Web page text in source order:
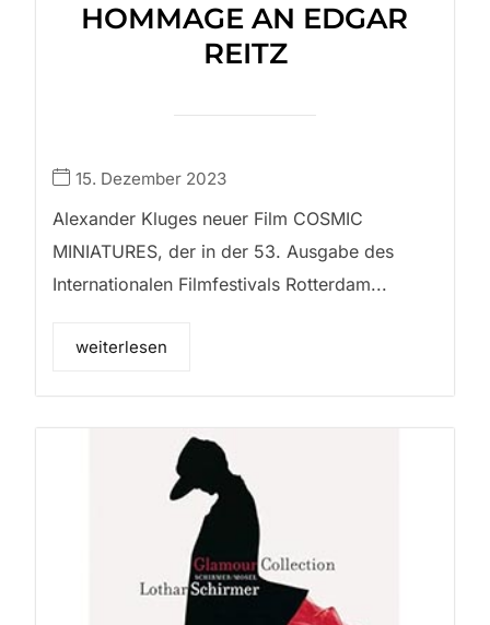
HOMMAGE AN EDGAR
REITZ
15. Dezember 2023
Alexander Kluges neuer Film COSMIC
MINIATURES, der in der 53. Ausgabe des
Internationalen Filmfestivals Rotterdam...
weiterlesen